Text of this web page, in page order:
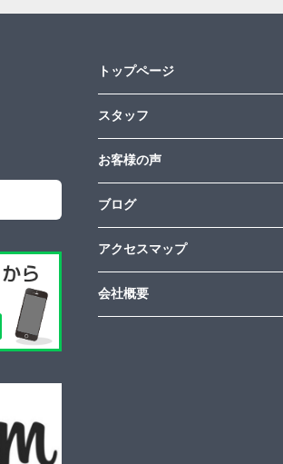
トップページ
スタッフ
お客様の声
ブログ
アクセスマップ
会社概要